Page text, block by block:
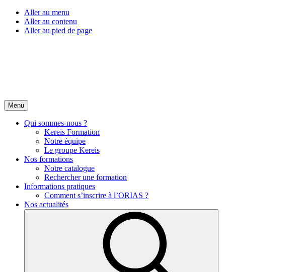
Aller au menu
Aller au contenu
Aller au pied de page
Menu
Qui sommes-nous ?
Kereis Formation
Notre équipe
Le groupe Kereis
Nos formations
Notre catalogue
Rechercher une formation
Informations pratiques
Comment s’inscrire à l’ORIAS ?
Nos actualités